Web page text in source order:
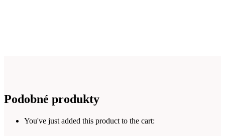
Podobné produkty
You've just added this product to the cart: